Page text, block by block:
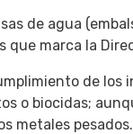
de agua
que marca la
de
o biocidas;
metales pesados.